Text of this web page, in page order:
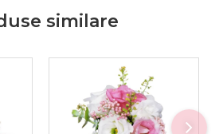
similare